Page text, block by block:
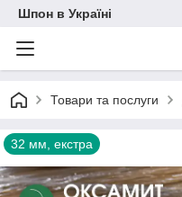
Шпон в Україні
Товари та послуги
32 мм, екстра